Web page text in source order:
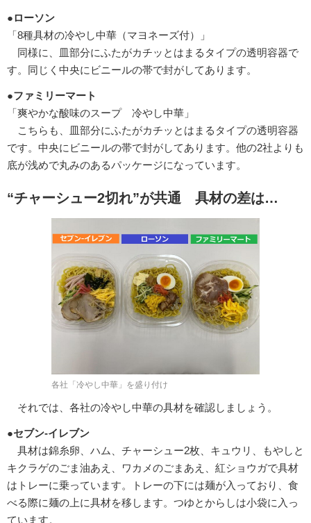
●ローソン
「8種具材の冷やし中華（マヨネーズ付）」
同様に、皿部分にふたがカチッとはまるタイプの透明容器で
す。同じく中央にビニールの帯で封がしてあります。
●ファミリーマート
「爽やかな酸味のスープ 冷やし中華」
こちらも、皿部分にふたがカチッとはまるタイプの透明容器
です。中央にビニールの帯で封がしてあります。他の2社よりも
底が浅めで丸みのあるパッケージになっています。
“チャーシュー2切れ”が共通 具材の差は…
各社「冷やし中華」を盛り付け
それでは、各社の冷やし中華の具材を確認しましょう。
●セブン-イレブン
具材は錦糸卵、ハム、チャーシュー2枚、キュウリ、もやしと
キクラゲのごま油あえ、ワカメのごまあえ、紅ショウガで具材
はトレーに乗っています。トレーの下には麺が入っており、食
べる際に麺の上に具材を移します。つゆとからしは小袋に入っ
ています。